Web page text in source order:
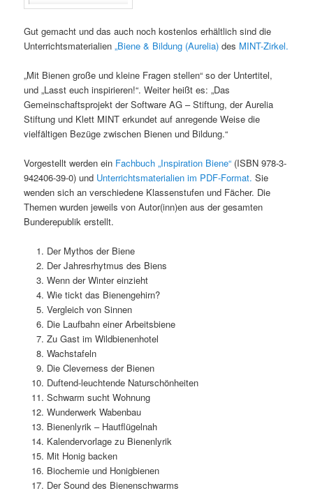
Gut gemacht und das auch noch kostenlos erhältlich sind die
Unterrichtsmaterialien„Biene & Bildung (Aurelia) des MINT-Zirkel.
„Mit Bienen große und kleine Fragen stellen“ so der Untertitel,
und „Lasst euch inspirieren!“. Weiter heißt es: „Das
Gemeinschaftsprojekt der Software AG – Stiftung, der Aurelia
Stiftung und Klett MINT erkundet auf anregende Weise die
vielfältigen Bezüge zwischen Bienen und Bildung.“
Vorgestellt werden ein Fachbuch „Inspiration Biene“ (ISBN 978-3-
942406-39-0) und Unterrichtsmaterialien im PDF-Format. Sie
wenden sich an verschiedene Klassenstufen und Fächer. Die
Themen wurden jeweils von Autor(inn)en aus der gesamten
Bunderepublik erstellt.
Der Mythos der Biene
Der Jahresrhytmus des Biens
Wenn der Winter einzieht
Wie tickt das Bienengehirn?
Vergleich von Sinnen
Die Laufbahn einer Arbeitsbiene
Zu Gast im Wildbienenhotel
Wachstafeln
Die Cleverness der Bienen
Duftend-leuchtende Naturschönheiten
Schwarm sucht Wohnung
Wunderwerk Wabenbau
Bienenlyrik – Hautflügelnah
Kalendervorlage zu Bienenlyrik
Mit Honig backen
Biochemie und Honigbienen
Der Sound des Bienenschwarms